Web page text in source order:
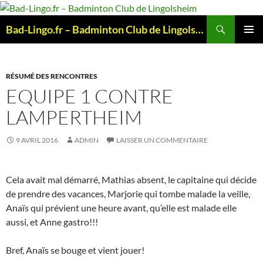
Aller
contenu
Bad-Lingo.fr – Badminton Club de Lingolsheim
RÉSUMÉ DES RENCONTRES
EQUIPE 1 CONTRE
LAMPERTHEIM
9 AVRIL 2016 ADMIN LAISSER UN COMMENTAIRE
Cela avait mal démarré, Mathias absent, le capitaine qui décide
de prendre des vacances, Marjorie qui tombe malade la veille,
Anaïs qui prévient une heure avant, qu’elle est malade elle
aussi, et Anne gastro!!!
Bref, Anaïs se bouge et vient jouer!